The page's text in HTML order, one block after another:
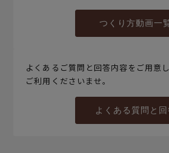
つくり方動画一
よくあるご質問と回答内容をご用意
ご利用くださいませ。
よくある質問と回